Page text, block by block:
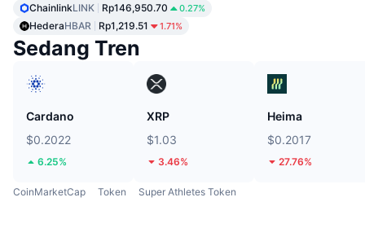
ChainlinkLINK Rp146,950.70 0.27%
HederaHBAR Rp1,219.51 1.71%
Sedang Tren
Cardano
$0.2022
6.25%
XRP
$1.03
3.46%
Heima
$0.2017
27.76%
CoinMarketCap Token Super Athletes Token